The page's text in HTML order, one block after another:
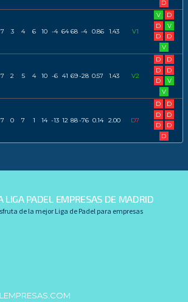
D
7 3 4 6 10 -4 64 68 -4 0.86 1.43 V1
V
D
D
V
D
D
V
7 2 5 4 10 -6 41 69-28 0.57 1.43 V2
D
D
D
D
D
V
V
7 0 7 1 14 -13 12 88-76 0.14 2.00 D7
D
D
D
D
D
D
D
LIGA PADEL EMPRESAS DE MADRID
de la mejor Liga de Padel para empresas